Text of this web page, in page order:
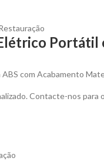
Portátil
com Acabamento
Contacte-nos